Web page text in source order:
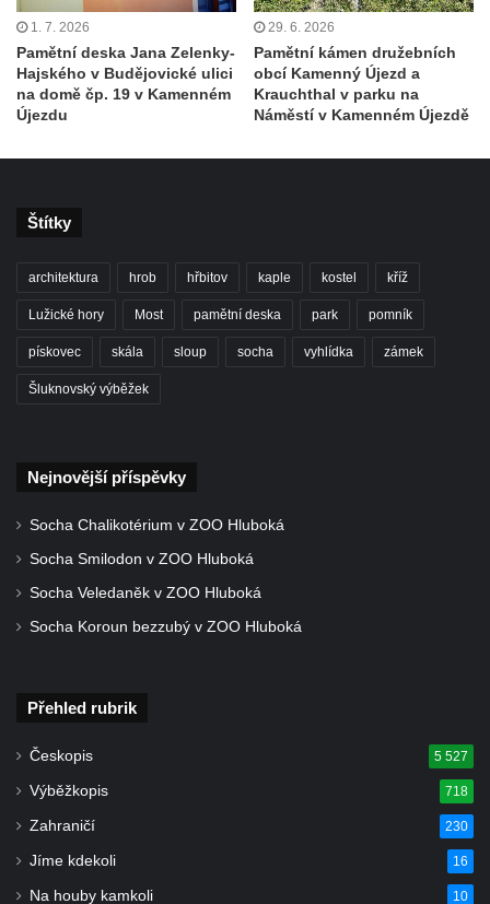
Socha Býk v ZOO Dresden
Socha Uprchlý otrok bojuje s divokým psem
v ZOO Dresden
Socha krokodýla v ZOO Dresden
Socha světce severně od Lužce nad
– Hořín u Lužce nad Vltavou
Strom svobody a památník 100 let republiky
Hrobčicích
Sochy „Klaun a dívenka“ v parku v centru
Socha býka před areálem firmy 2JCP v
Povodňový sloup II. v Dobříni
Povodňový sloup I. v Dobříni
Pamětní kámen vodního díla Josefův Důl
Socha svatého Floriána na domě čp. 3 v
Oparnu
1. 7. 2026
Pamětní deska Jana Zelenky-
Hajského v Budějovické ulici
na domě čp. 19 v Kamenném
Újezdu
29. 6. 2026
Pamětní kámen družebních
obcí Kamenný Újezd a
Krauchthal v parku na
Náměstí v Kamenném Újezdě
Štítky
architektura hrob hřbitov kaple kostel kříž
Lužické hory Most pamětní deska park pomník
pískovec skála sloup socha vyhlídka zámek
Šluknovský výběžek
Nejnovější příspěvky
Socha Chalikotérium v ZOO Hluboká
Socha Smilodon v ZOO Hluboká
Socha Veledaněk v ZOO Hluboká
Socha Koroun bezzubý v ZOO Hluboká
Přehled rubrik
Českopis 5 527
Výběžkopis 718
Zahraničí 230
Jíme kdekoli 16
Na houby kamkoli 10